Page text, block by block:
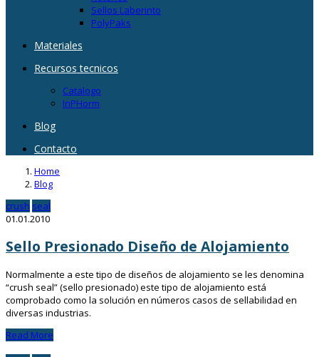
Sellos Laberinto
PolyPaks
Materiales
Recursos tecnicos
Catalogo
InPHorm
Blog
Contacto
Home
Blog
crush seal
01.01.2010
Sello Presionado Diseño de Alojamiento
Normalmente a este tipo de diseños de alojamiento se les denomina
“crush seal” (sello presionado) este tipo de alojamiento está
comprobado como la solución en números casos de sellabilidad en
diversas industrias.
Read More